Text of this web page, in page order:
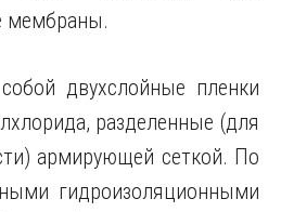
мембраны.
двухслойные пленки
разделенные (для
армирующей сеткой. По
гидроизоляционными